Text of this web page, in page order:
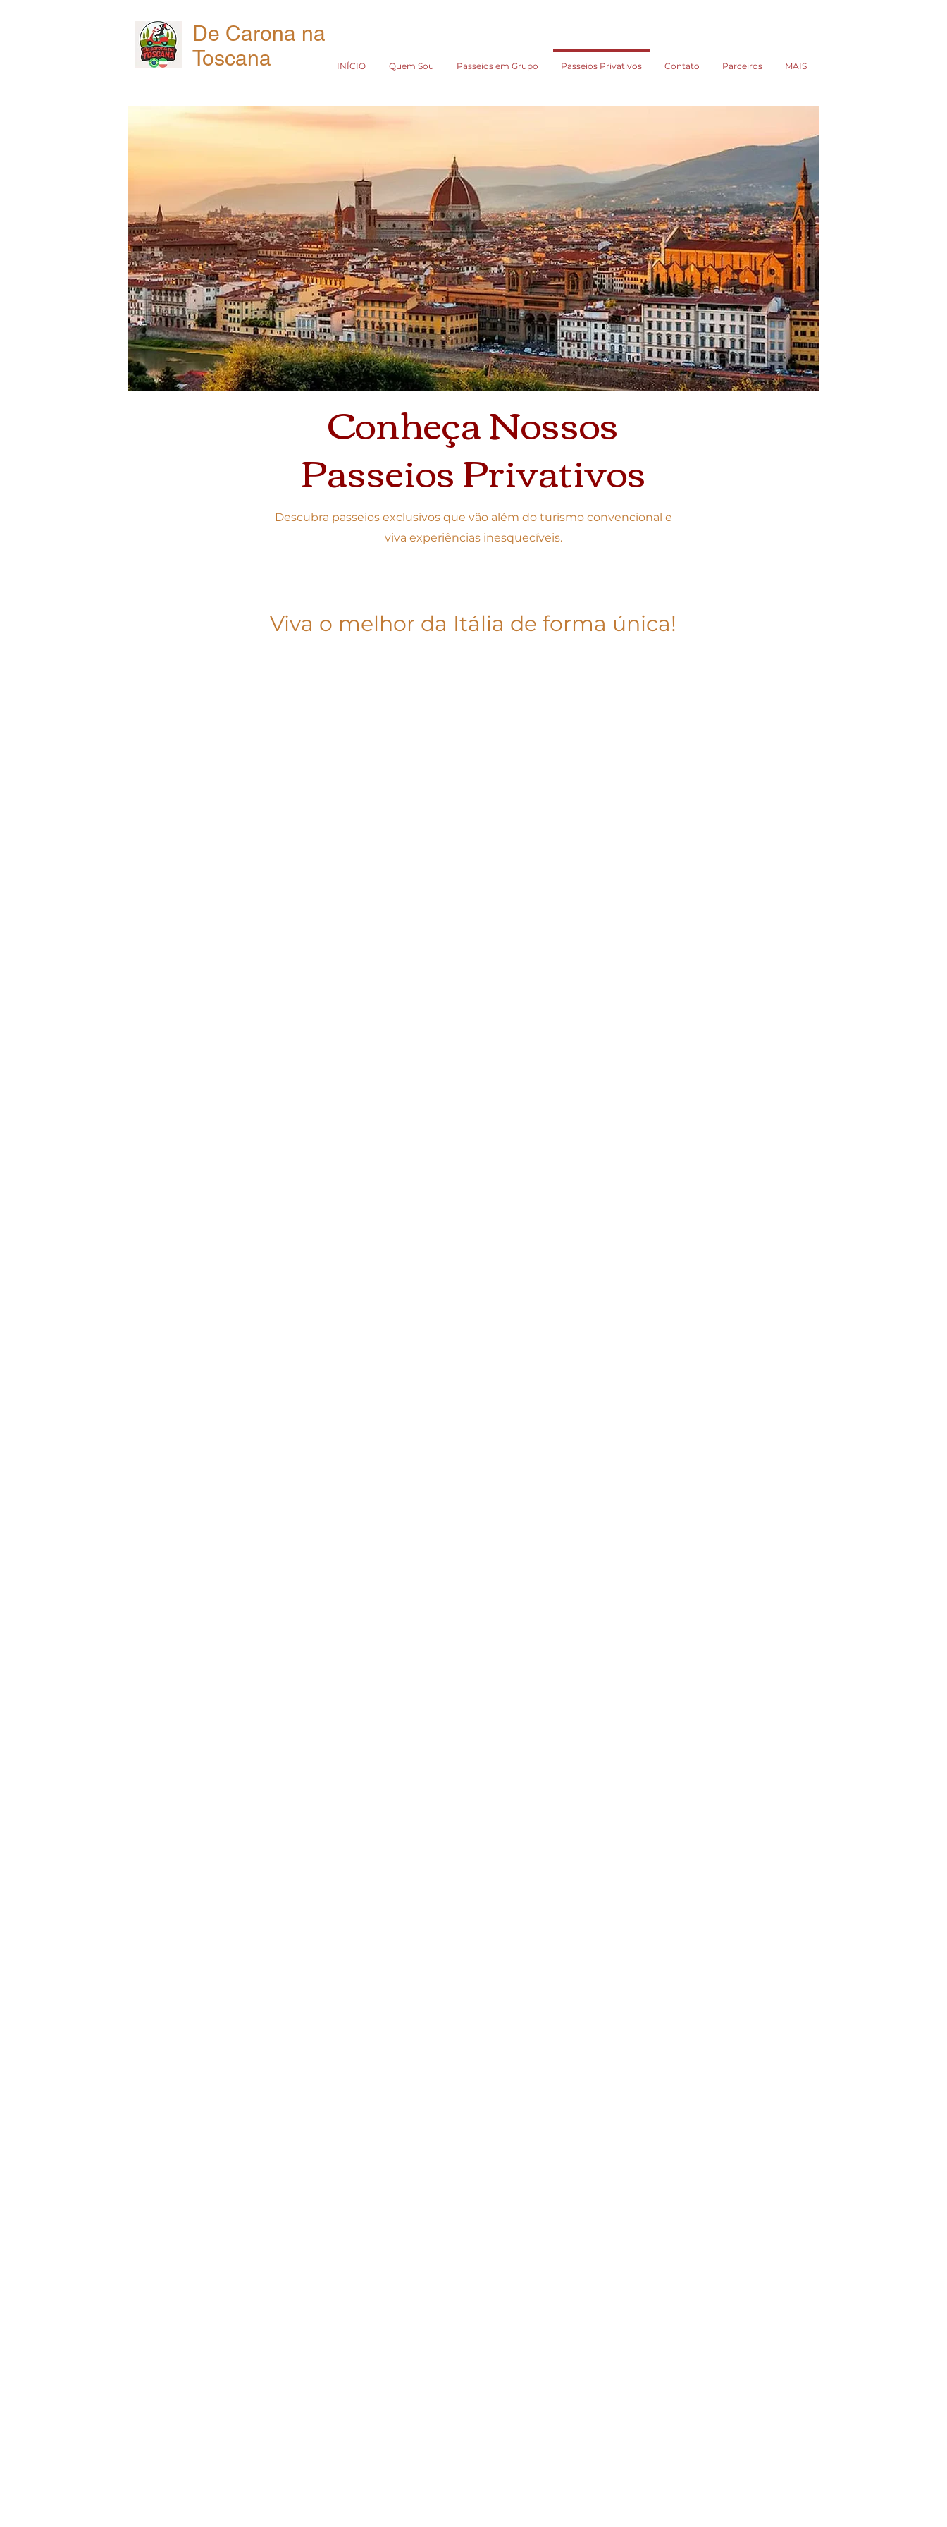
De Carona na
Toscana
INÍCIO Quem Sou Passeios em Grupo Passeios Privativos Contato Parceiros MAIS
Conheça Nossos
Passeios Privativos
Descubra passeios exclusivos que vão além do turismo convencional e
viva experiências inesquecíveis.
Viva o melhor da Itália de forma única!